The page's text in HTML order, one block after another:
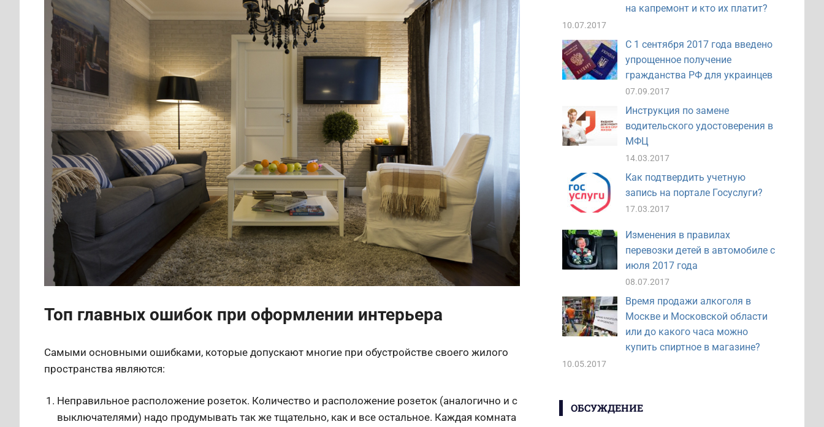
Топ главных ошибок при оформлении интерьера
Самыми основными ошибками, которые допускают многие при обустройстве своего жилого
пространства являются:
Неправильное расположение розеток. Количество и расположение розеток (аналогично и с
выключателями) надо продумывать так же тщательно, как и все остальное. Каждая комната
на капремонт и кто их платит?
10.07.2017
С 1 сентября 2017 года введено
упрощенное получение
гражданства РФ для украинцев
07.09.2017
Инструкция по замене
водительского удостоверения в
МФЦ
14.03.2017
Как подтвердить учетную
запись на портале Госуслуги?
17.03.2017
Изменения в правилах
перевозки детей в автомобиле с
июля 2017 года
08.07.2017
Время продажи алкоголя в
Москве и Московской области
или до какого часа можно
купить спиртное в магазине?
10.05.2017
ОБСУЖДЕНИЕ